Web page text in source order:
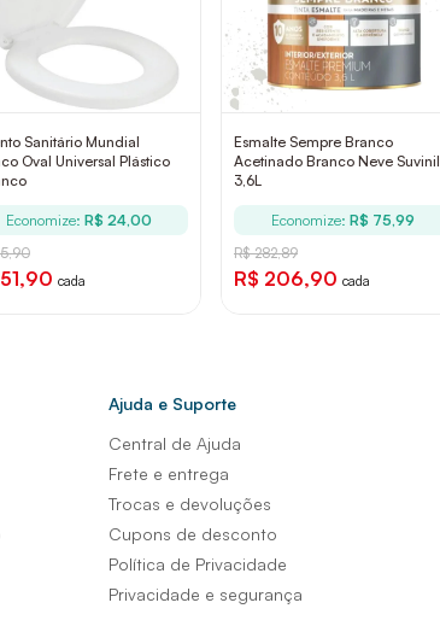
Sanitário Mundial
Oval Universal Plástico
Economize: R$ 24,00
cada
Esmalte Sempre Branco
Acetinado Branco Neve Suvinil
3,6L
Economize:R$ 75,99
R$ 282,89
R$ 206,90 cada
Ajuda e Suporte
Central de Ajuda
Frete e entrega
Trocas e devoluções
Cupons de desconto
Política de Privacidade
Privacidade e segurança